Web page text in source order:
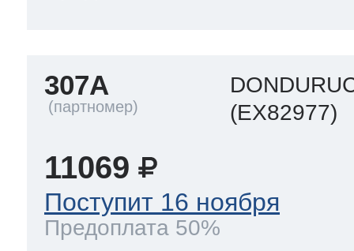
307A
(EX82977)
11069
Поступит 16 ноября
Предоплата 50%